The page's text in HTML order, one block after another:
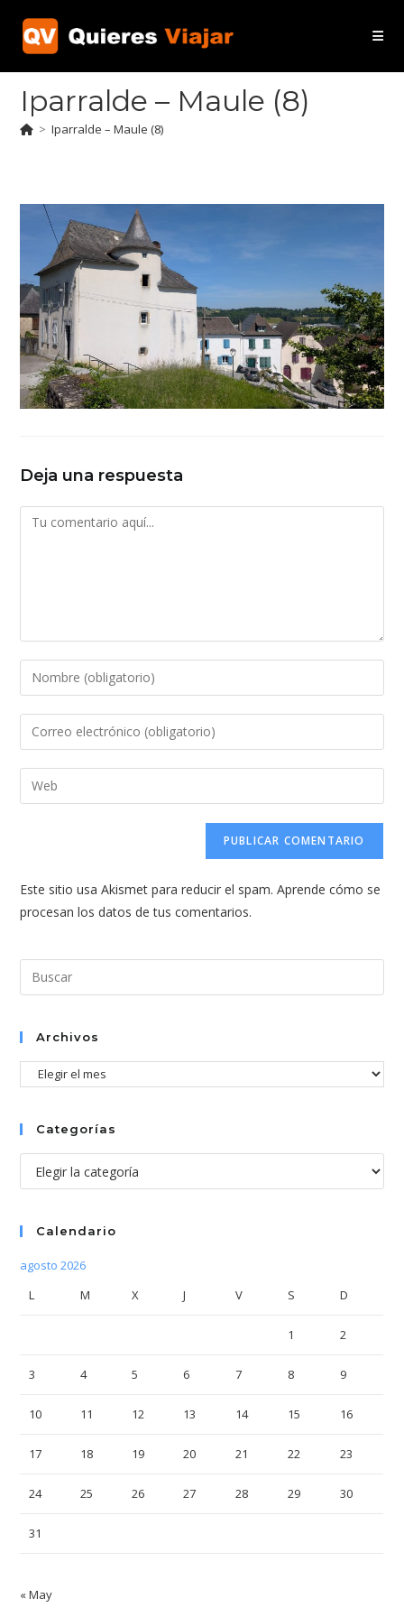
contenido
Iparralde – Maule (8)
> Iparralde – Maule (8)
Deja una respuesta
Comentario
Introduce
tu
nombre
de
usuario
Introduce
tu
dirección
de
comentar
Introduce
la
web
(opcional)
Este sitio usa Akismet para reducir el spam.Aprende cómo se
procesan los datos de tus comentarios.
el
Archivos
Archivos
Categorías
Categorías
Calendario
agosto 2026
L
M X J V S D
1 2
3 4 5 6 7 8 9
10 11 12 13 14 15 16
17 18 19 20 21 22 23
24 25 26 27 28 29 30
31
« May